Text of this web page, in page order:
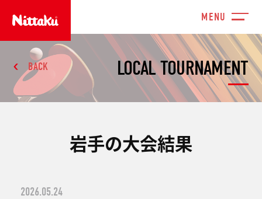
LOCAL TOURNAMENT
BACK
岩手の大会結果
2026.05.24